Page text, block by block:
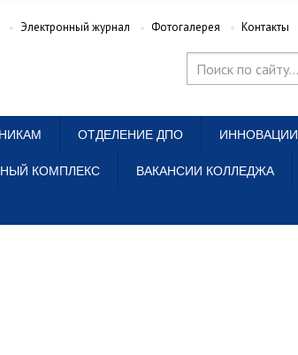
Электронный журнал Фотогалерея Контакты
ОТДЕЛЕНИЕ ДПО ИННОВАЦИИ
КОМПЛЕКС ВАКАНСИИ КОЛЛЕДЖА